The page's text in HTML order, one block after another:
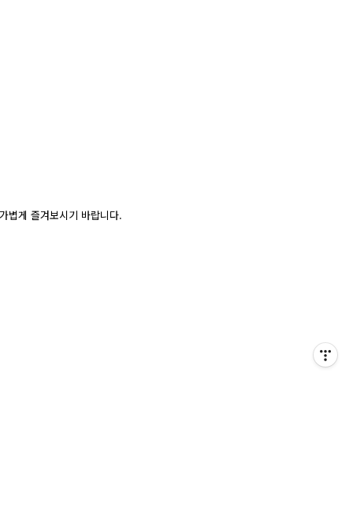
볍게 즐겨보시기 바랍니다.